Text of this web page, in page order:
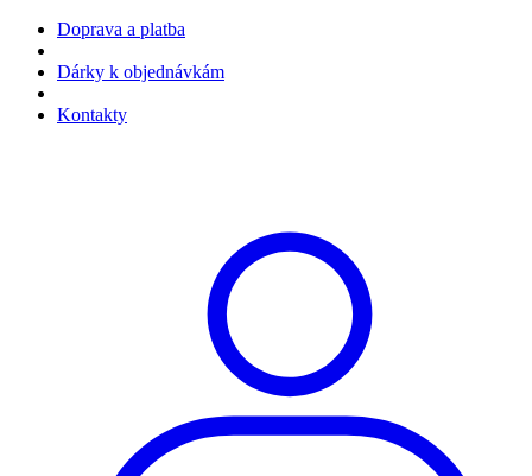
Doprava a platba
Dárky k objednávkám
Kontakty